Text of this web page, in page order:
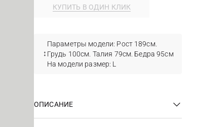
КУПИТЬ В ОДИН КЛИК
Параметры модели: Рост 189см.
Грудь 100см. Талия 79см. Бедра 95см
На модели размер: L
ОПИСАНИЕ